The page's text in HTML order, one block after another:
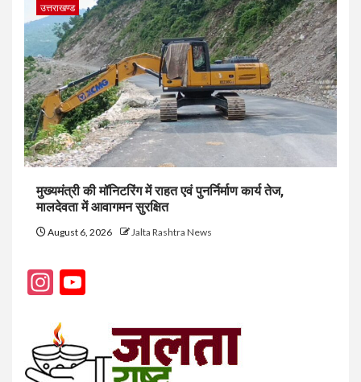
उत्तराखण्ड
मुख्यमंत्री की मॉनिटरिंग में राहत एवं पुनर्निर्माण कार्य तेज,
मालदेवता में आवागमन सुरक्षित
August 6, 2026 Jalta Rashtra News
Instagram